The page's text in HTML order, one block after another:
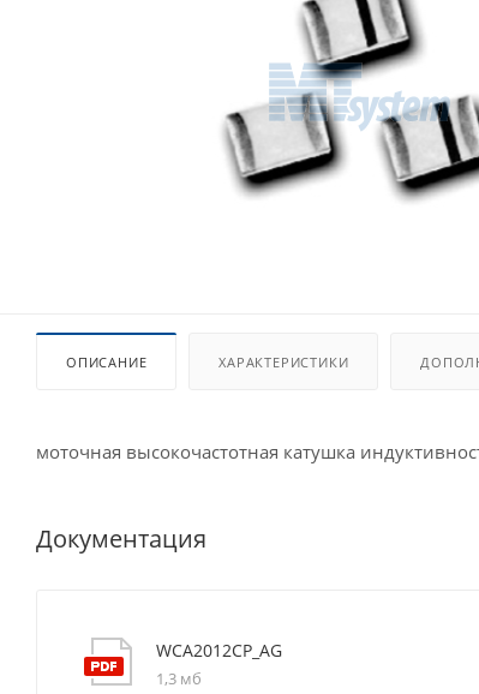
ОПИСАНИЕ ХАРАКТЕРИСТИКИ
моточная высокочастотная катушка
Документация
WCA2012CP_AG
1,3 мб